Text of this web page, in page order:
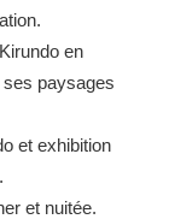
en
paysages
et exhibition
et nuitée.